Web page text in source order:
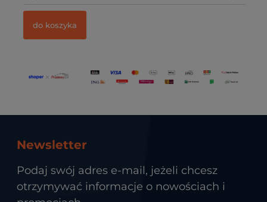
do koszyka
Newsletter
Podaj swój adres e-mail, jeżeli chcesz
otrzymywać informacje o nowościach i